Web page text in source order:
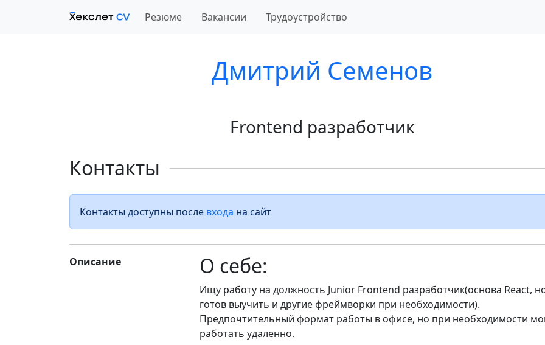
Резюме Вакансии Трудоустройство
Дмитрий Семенов
Frontend разработчик
Контакты
Контакты доступны после входа на сайт
Описание О себе:
Ищу работу на должность Junior Frontend разработчик(основа React,
готов выучить и другие фреймворки при необходимости).
Предпочтительный формат работы в офисе, но при необходимости
работать удаленно.